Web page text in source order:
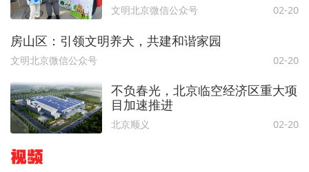
文明北京微信公众号 02-20
房山区：引领文明养犬，共建和谐家园
文明北京微信公众号 02-20
不负春光，北京临空经济区重大项
目加速推进
北京顺义 02-20
视频